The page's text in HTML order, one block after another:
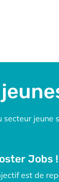
secteur jeune
Jobs !
est de